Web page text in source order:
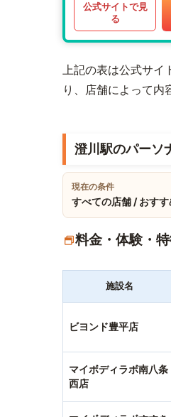
公式サイトで見
る
上記の表は公式サイ
り、店舗によって内
澄川駅のパーソ
現在の条件
すべての店舗 / おす
料金・体験・
施設名
ビヨンド豊平店
マイボディラボ南八条
西店